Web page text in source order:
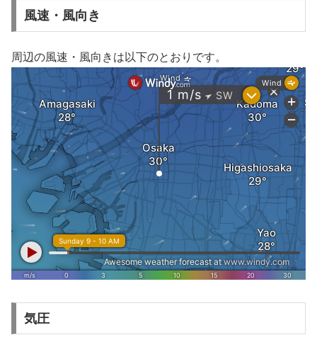
風速・風向き
周辺の風速・風向きは以下のとおりです。
気圧